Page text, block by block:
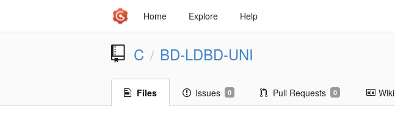
Home Explore Help
C / BD-LDBD-UNI
Files Issues 0 Pull Requests 0 Wiki